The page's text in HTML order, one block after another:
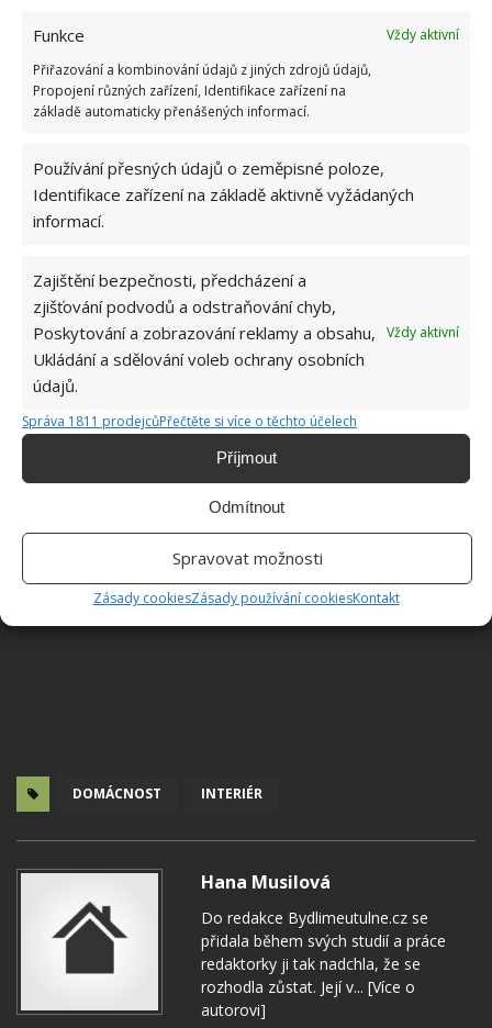
Funkce
Vždy aktivní
Přiřazování a kombinování údajů z jiných zdrojů údajů,
Propojení různých zařízení, Identifikace zařízení na
základě automaticky přenášených informací.
Používání přesných údajů o zeměpisné poloze,
Identifikace zařízení na základě aktivně vyžádaných
informací.
Zajištění bezpečnosti, předcházení a
zjišťování podvodů a odstraňování chyb,
Poskytování a zobrazování reklamy a obsahu,
Ukládání a sdělování voleb ochrany osobních
údajů.
Vždy aktivní
Správa 1811 prodejcůPřečtěte si více o těchto účelech
Příjmout
Odmítnout
Spravovat možnosti
Zásady cookiesZásady používání cookiesKontakt
Záclony a závěsy mohou být velmi zajímavou
dekorací, která místnosti dodá kouzlo. Je ale důležité
zvolit nejen jejich vhodnou barvu a vzor, ale také
délku. Příliš dlouhé záclony působí neesteticky a
špiní, příliš krátké záclony zase kazí celkový vzhled
okna jako celku a mohou působit i mírně chaoticky.
Fotografie: Novate
DOMÁCNOST INTERIÉR
Hana Musilová
Do redakce Bydlimeutulne.cz se
přidala během svých studií a práce
redaktorky ji tak nadchla, že se
rozhodla zůstat. Její v... [Více o
autorovi]